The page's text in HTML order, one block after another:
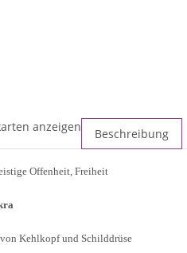
anzeigen Beschreibung
Offenheit, Freiheit
Kehlkopf und Schilddrüse